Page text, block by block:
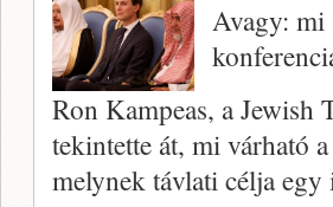
Avagy: mi
Ron Kampeas, a Jewish
tekintette át, mi várható
melynek távlati célja